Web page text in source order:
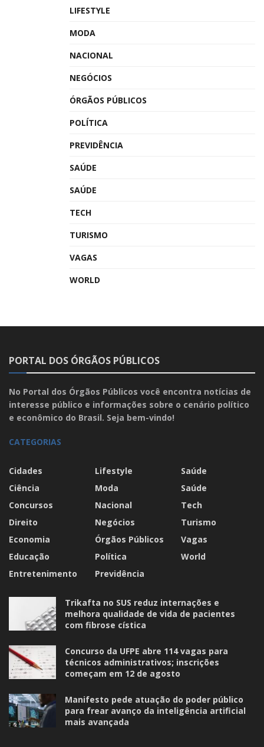
LIFESTYLE
MODA
NACIONAL
NEGÓCIOS
ÓRGÃOS PÚBLICOS
POLÍTICA
PREVIDÊNCIA
SAÚDE
SAÚDE
TECH
TURISMO
VAGAS
WORLD
PORTAL DOS ÓRGÃOS PÚBLICOS
No Portal dos Órgãos Públicos você encontra notícias de
interesse público e informações sobre o cenário político
e econômico do Brasil. Seja bem-vindo!
CATEGORIAS
Cidades
Ciência
Concursos
Direito
Economia
Educação
Entretenimento
Lifestyle
Moda
Nacional
Negócios
Órgãos Públicos
Política
Previdência
Saúde
Saúde
Tech
Turismo
Vagas
World
Trikafta no SUS reduz internações e
melhora qualidade de vida de pacientes
com fibrose cística
Concurso da UFPE abre 114 vagas para
técnicos administrativos; inscrições
começam em 12 de agosto
Manifesto pede atuação do poder público
para frear avanço da inteligência artificial
mais avançada